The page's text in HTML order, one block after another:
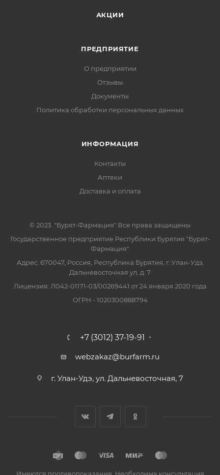
АКЦИИ
ПРЕДПРИЯТИЕ
О предприятии
Отзывы
Документы
Политика обработки персональных данных
ИНФОРМАЦИЯ
Контакты
Аптеки
Доставка и оплата
© 2023. "Бурят-Фармация" Все права защищены
Государственное предприятие Республики Бурятия "Бурят-
Фармация"
Адрес: 670047, Россия, Республика Бурятия, г. Улан-Удэ,
Дальневосточная ул, д. 7
Лицензия: Л042-01171-03/00269441 от 24 января 2020 года
ОГРН - 1020300888794
+7 (3012) 37-19-91
webzakaz@burfarm.ru
г. Улан-Удэ, ул. Дальневосточная, 7